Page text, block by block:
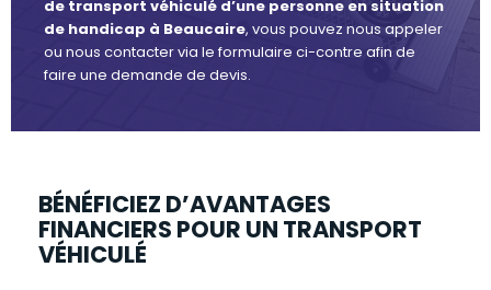
de transport véhiculé d’une personne en situation
de handicap à Beaucaire, vous pouvez nous appeler
ou nous contacter via le formulaire ci-contre afin de
faire une demande de devis.
BÉNÉFICIEZ D’AVANTAGES
FINANCIERS POUR UN TRANSPORT
VÉHICULÉ